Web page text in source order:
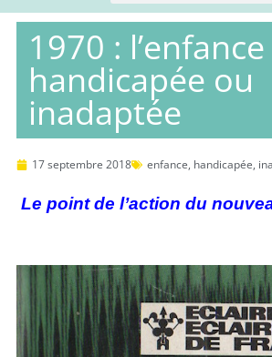
1970 : l’enfance
handicapée ou
inadaptée
17 septembre 2018 enfance, handicapée,
Le point de l’action du